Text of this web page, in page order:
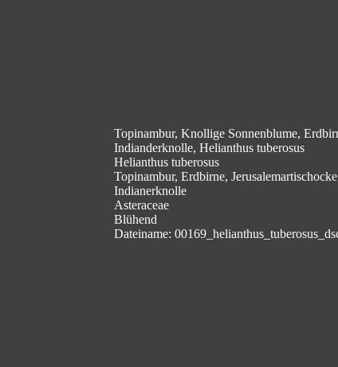
Topinambur, Knollige Sonnenblume,
Indianderknolle, Helianthus tuberosus
Helianthus tuberosus
Topinambur, Erdbirne,
Indianerknolle
Asteraceae
Blühend
Dateiname: